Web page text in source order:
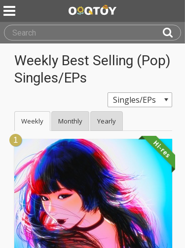
Weekly Best Selling (Pop)
Singles/EPs
Weekly Monthly Yearly
1